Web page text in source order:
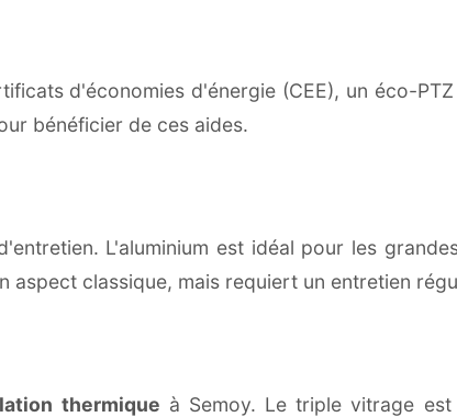
d'économies d'énergie (CEE), un éco-
bénéficier de ces aides.
L'aluminium est idéal pour les
aspect classique, mais requiert un entretien
thermique à Semoy. Le triple vitrage